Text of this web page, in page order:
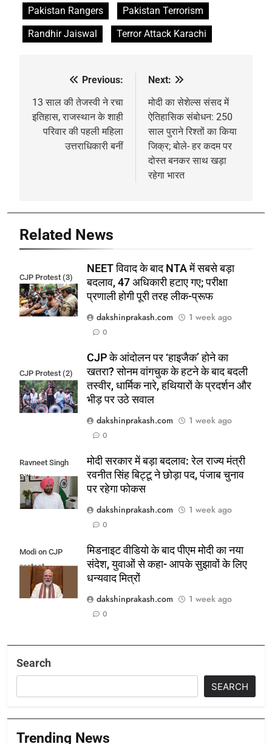
Pakistan Rangers
Pakistan Terrorism
Randhir Jaiswal
Terror Attack Karachi
navigation
Previous:
13 साल की तेजस्वी ने रचा
इतिहास, राजस्थान के शाही
परिवार की पहली महिला
उत्तराधिकारी बनीं
Next:
मोदी का सेशेल्स संसद में
ऐतिहासिक संबोधन: 250
साल पुराने रिश्तों का किया
जिक्र; बोले- हर कदम पर
दोस्त बनकर साथ खड़ा
रहेगा भारत
Related News
CJP Protest (3)
NEET विवाद के बाद NTA में सबसे बड़ा
बदलाव, 47 अधिकारी हटाए गए; परीक्षा
प्रणाली होगी पूरी तरह लीक-प्रूफ
dakshinprakash.com
1 week ago
0
CJP Protest (2)
CJP के आंदोलन पर ‘हाइजैक’ होने का
खतरा? सोनम वांगचुक के हटने के बाद बदली
तस्वीर, धार्मिक नारे, हथियारों के प्रदर्शन और
भीड़ पर उठे सवाल
dakshinprakash.com
1 week ago
0
Ravneet Singh
Bittu
मोदी सरकार में बड़ा बदलाव: रेल राज्य मंत्री
रवनीत सिंह बिट्टू ने छोड़ा पद, पंजाब चुनाव
पर रहेगा फोकस
dakshinprakash.com
1 week ago
0
Modi on CJP
protest
मिडनाइट वीडियो के बाद पीएम मोदी का नया
संदेश, युवाओं से कहा- आपके सुझावों के लिए
धन्यवाद मित्रों
dakshinprakash.com
1 week ago
0
Search
SEARCH
Trending News